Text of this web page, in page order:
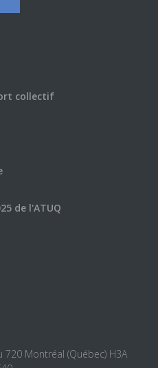
collectif
de l'ATUQ
Montréal (Québec) H3A